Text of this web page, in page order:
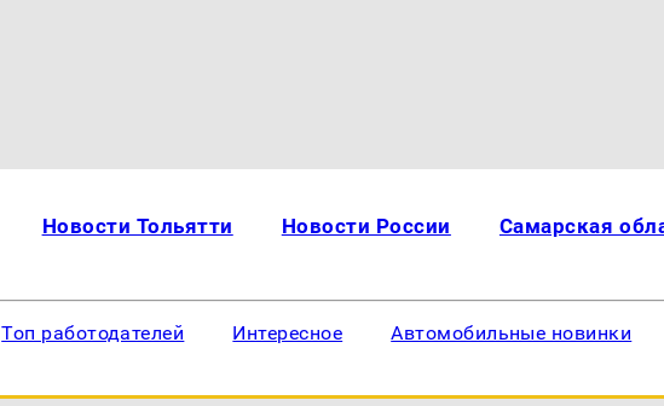
Новости Тольятти Новости России Самарская
Топ работодателей Интересное Автомобильные новинки